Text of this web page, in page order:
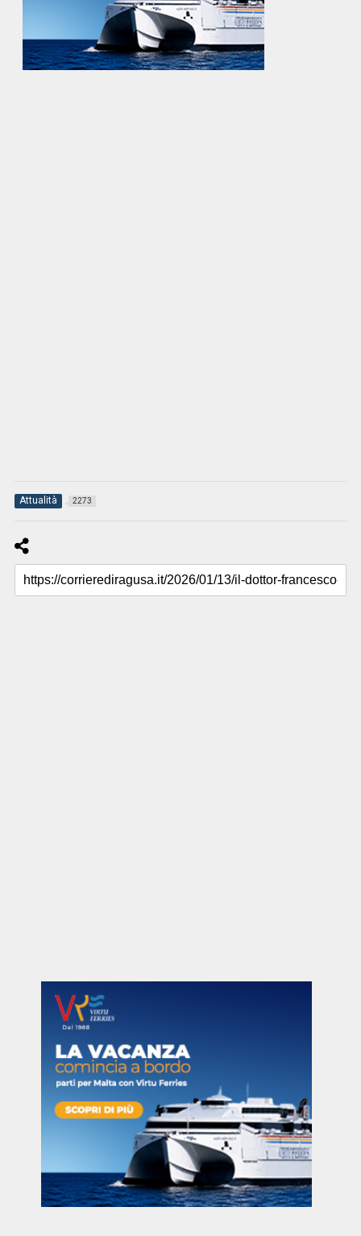
Attualità 2273